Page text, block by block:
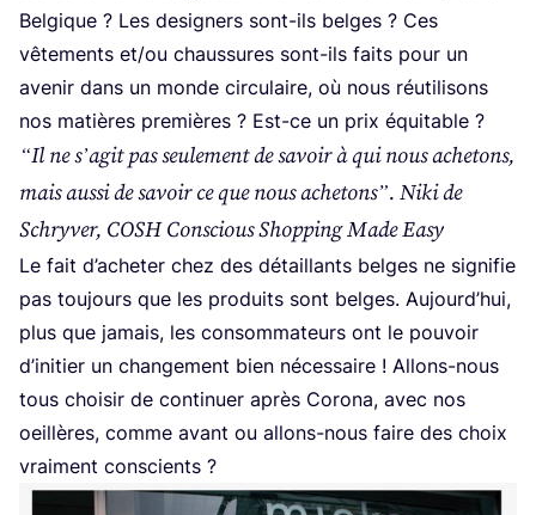
Bel­gique ? Les desi­gners sont-ils belges ? Ces
vête­ments et/​ou chaus­sures sont-ils faits pour un
ave­nir dans un monde cir­cu­laire, où nous réuti­li­sons
nos matières pre­mières ? Est-ce un prix équitable ?
“Il ne s’a­git pas seule­ment de savoir à qui nous ache­tons,
mais aus­si de savoir ce que nous ache­tons”. Niki de
Schry­ver, COSHConscious Shop­ping Made Easy
Le fait d’a­che­ter chez des détaillants belges ne signi­fie
pas tou­jours que les pro­duits sont belges. Aujourd’­hui,
plus que jamais, les consom­ma­teurs ont le pou­voir
d’i­ni­tier un chan­ge­ment bien néces­saire ! Allons-nous
tous choi­sir de conti­nuer après Coro­na, avec nos
oeillères, comme avant ou allons-nous faire des choix
vrai­ment conscients ?